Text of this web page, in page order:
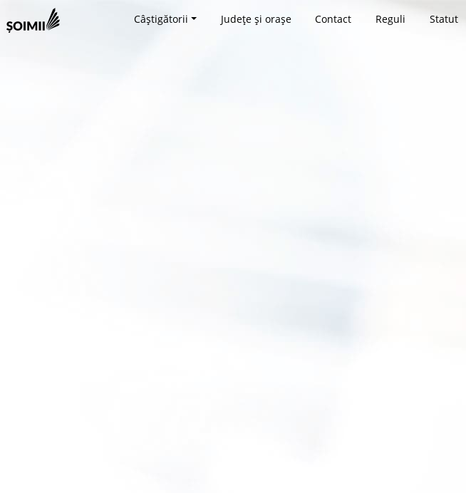
Câștigătorii Județe și orașe Contact Reguli Statut